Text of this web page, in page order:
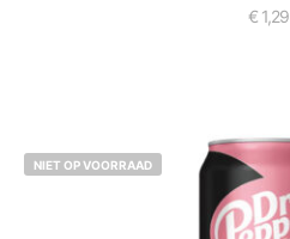
€ 1,29
NIET OP VOORRAAD